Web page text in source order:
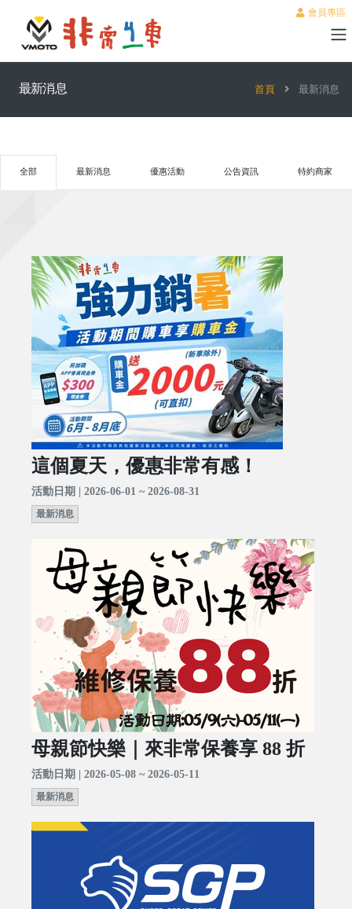
會員專區
最新消息 首頁 最新消息
全部 最新消息 優惠活動 公告資訊 特約商家
這個夏天，優惠非常有感！
活動日期 | 2026-06-01 ~ 2026-08-31
最新消息
母親節快樂｜來非常保養享 88 折
活動日期 | 2026-05-08 ~ 2026-05-11
最新消息